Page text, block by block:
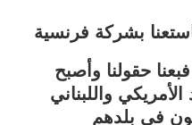
حقولنا وأصبح
واللبناني
في بلدهم